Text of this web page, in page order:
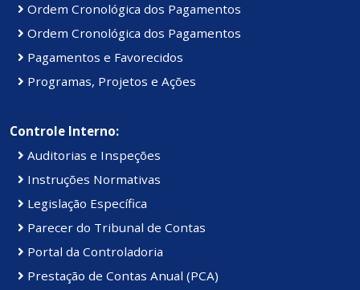
Ordem Cronológica dos Pagamentos
Ordem Cronológica dos Pagamentos
Pagamentos e Favorecidos
Programas, Projetos e Ações
Controle Interno:
Auditorias e Inspeções
Instruções Normativas
Legislação Específica
Parecer do Tribunal de Contas
Portal da Controladoria
Prestação de Contas Anual (PCA)